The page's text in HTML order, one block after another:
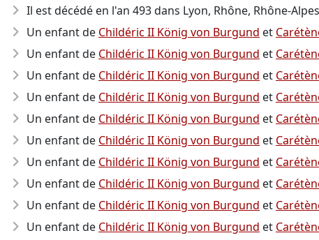
Il est décédé en l'an 493dans Lyon, Rhône, Rhône-
Un enfant de Childéric II König von Burgund et
Un enfant de Childéric II König von Burgund et
Un enfant de Childéric II König von Burgund et
Un enfant de Childéric II König von Burgund et
Un enfant de Childéric II König von Burgund et
Un enfant de Childéric II König von Burgund et
Un enfant de Childéric II König von Burgund et
Un enfant de Childéric II König von Burgund et
Un enfant de Childéric II König von Burgund et
Un enfant de Childéric II König von Burgund et